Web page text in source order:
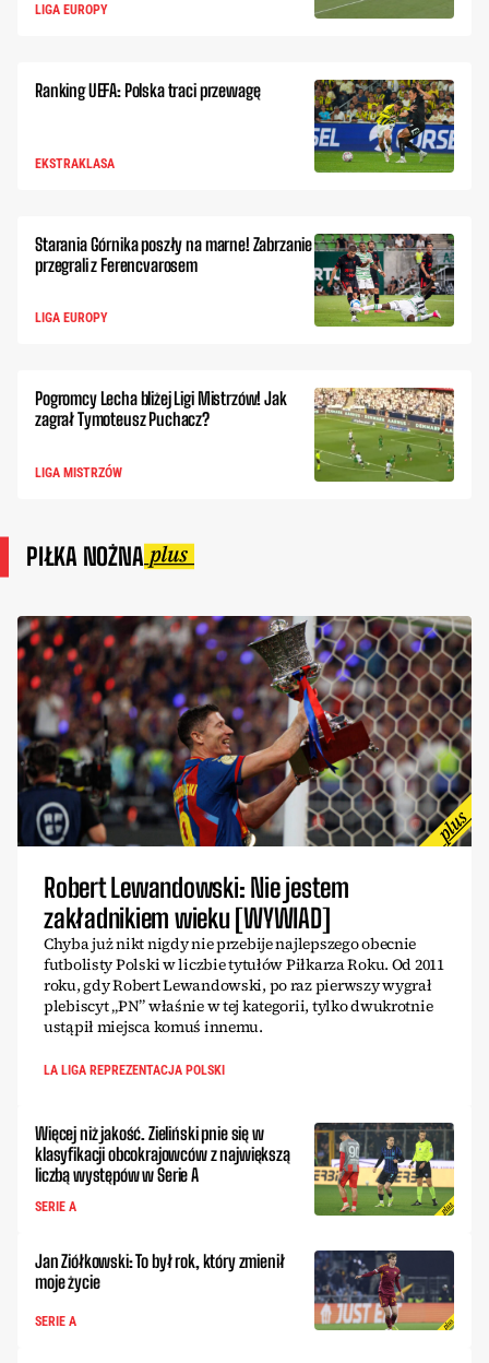
LIGA EUROPY
Ranking UEFA: Polska traci przewagę
EKSTRAKLASA
Starania Górnika poszły na marne! Zabrzanie
przegrali z Ferencvarosem
LIGA EUROPY
Pogromcy Lecha bliżej Ligi Mistrzów! Jak
zagrał Tymoteusz Puchacz?
LIGA MISTRZÓW
PIŁKA NOŻNA
Robert Lewandowski: Nie jestem
zakładnikiem wieku [WYWIAD]
Chyba już nikt nigdy nie przebije najlepszego obecnie
futbolisty Polski w liczbie tytułów Piłkarza Roku. Od 2011
roku, gdy Robert Lewandowski, po raz pierwszy wygrał
plebiscyt „PN” właśnie w tej kategorii, tylko dwukrotnie
ustąpił miejsca komuś innemu.
LA LIGA REPREZENTACJA POLSKI
Więcej niż jakość. Zieliński pnie się w
klasyfikacji obcokrajowców z największą
liczbą występów w Serie A
SERIE A
Jan Ziółkowski: To był rok, który zmienił
moje życie
SERIE A